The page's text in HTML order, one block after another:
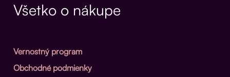
Všetko o nákupe
Vernostný program
Obchodné podmienky